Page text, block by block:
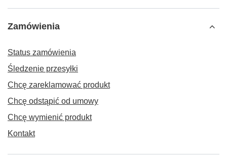
Zamówienia
Status zamówienia
Śledzenie przesyłki
Chcę zareklamować produkt
Chcę odstąpić od umowy
Chcę wymienić produkt
Kontakt